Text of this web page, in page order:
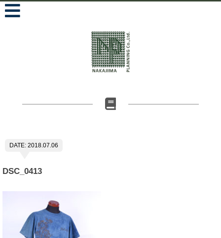
DATE: 2018.07.06
DSC_0413